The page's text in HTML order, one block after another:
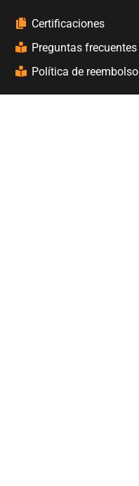
Certificaciones
Preguntas frecuentes
Política de reembolso